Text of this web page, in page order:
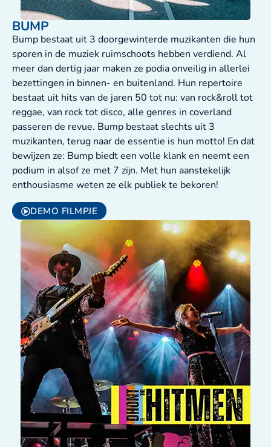
BUMP
Bump bestaat uit 3 doorgewinterde muzikanten die hun
sporen in de muziek ruimschoots hebben verdiend. Al
meer dan dertig jaar maken ze podia onveilig in allerlei
bezettingen in binnen- en buitenland. Hun repertoire
bestaat uit hits van de jaren 50 tot nu: van rock&roll tot
reggae, van rock tot disco, alle genres in coverland
passeren de revue. Bump bestaat slechts uit 3
muzikanten, terug naar de essentie is hun motto! En dat
bewijzen ze: Bump biedt een volle klank en neemt een
podium in alsof ze met 7 zijn. Met hun aanstekelijk
enthousiasme weten ze elk publiek te bekoren!
DEMO FILMPJE